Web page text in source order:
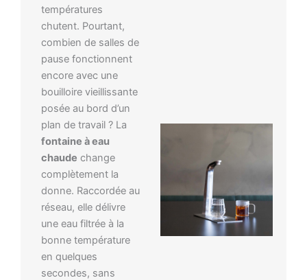
températures
chutent. Pourtant,
combien de salles de
pause fonctionnent
encore avec une
bouilloire vieillissante
posée au bord d’un
plan de travail ? La
fontaine à eau
chaude change
complètement la
donne. Raccordée au
réseau, elle délivre
une eau filtrée à la
bonne température
en quelques
secondes, sans